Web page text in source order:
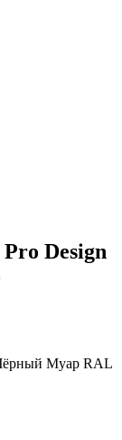
Design
Муар RAL